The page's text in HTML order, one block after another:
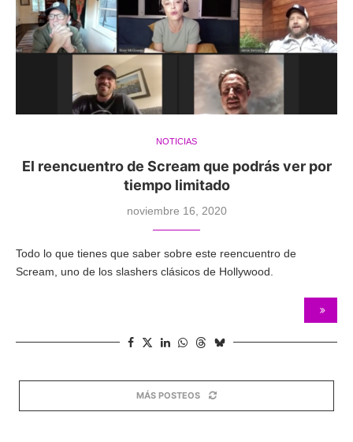
NOTICIAS
El reencuentro de Scream que podrás ver por
tiempo limitado
noviembre 16, 2020
Todo lo que tienes que saber sobre este reencuentro de
Scream, uno de los slashers clásicos de Hollywood.
MÁS POSTEOS